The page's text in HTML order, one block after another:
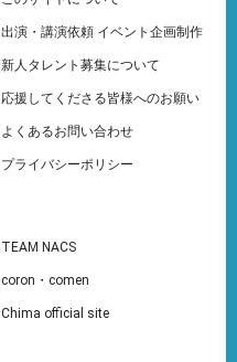
出演・講演依頼 イベント企画制作
新人タレント募集について
応援してくださる皆様へのお願い
よくあるお問い合わせ
プライバシーポリシー
TEAM NACS
coron・comen
Chima official site